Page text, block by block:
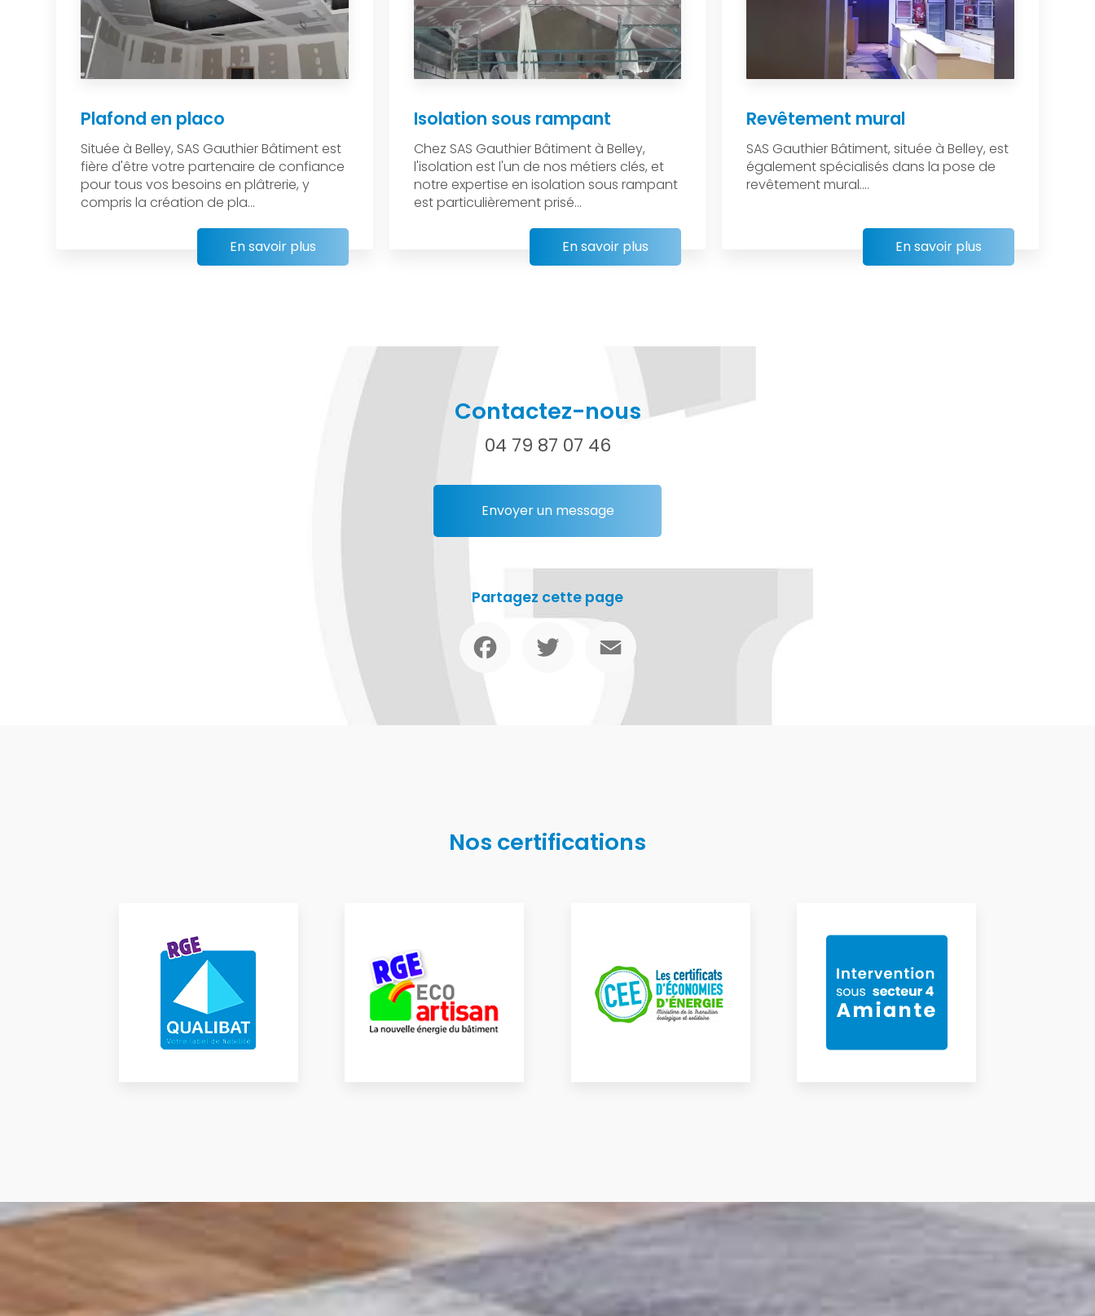
Plafond en placo
Située à Belley, SAS Gauthier Bâtiment est
fière d'être votre partenaire de confiance
pour tous vos besoins en plâtrerie, y
compris la création de pla...
En savoir plus
Isolation sous rampant
Chez SAS Gauthier Bâtiment à Belley,
l'isolation est l'un de nos métiers clés, et
notre expertise en isolation sous rampant
est particulièrement prisé...
En savoir plus
Revêtement mural
SAS Gauthier Bâtiment, située à Belley, est
également spécialisés dans la pose de
revêtement mural....
En savoir plus
Contactez-nous
04 79 87 07 46
Envoyer un message
Partagez cette page
Twitter
Nos certifications